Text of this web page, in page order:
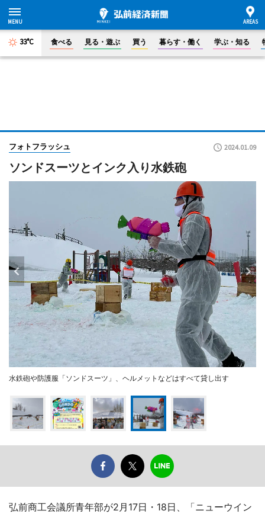
33°C 食べる 見る・遊ぶ 買う 暮らす・働く 学ぶ・知る
フォトフラッシュ 2024.01.09
ソンドスーツとインク入り水鉄砲
水鉄砲や防護服「ソンドスーツ」、ヘルメットなどはすべて貸し出す
弘前商工会議所青年部が2月17日・18日、「ニューウイン